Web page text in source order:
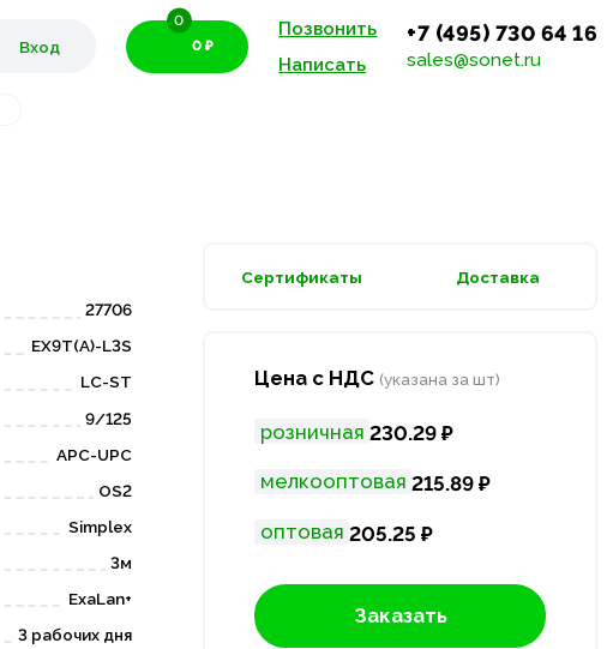
Вход 0 ₽
0
Позвонить
Написать
+7 (495) 730 64 16
sales@sonet.ru
27706
EX9T(A)-L3S
LC-ST
9/125
APC-UPC
OS2
Simplex
3м
ExaLan+
3 рабочих дня
Сертификаты Доставка
Цена с НДС (указана за шт)
розничная 230.29 ₽
мелкооптовая 215.89 ₽
оптовая 205.25 ₽
Заказать